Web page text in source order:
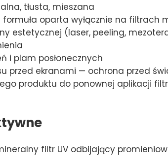
tłusta, mieszana
oparta wyłącznie na filtrach
estetycznej (laser, peeling,
i plam posłonecznych
przed ekranami — ochrona przed
produktu do ponownej aplikacji
filtr UV odbijający